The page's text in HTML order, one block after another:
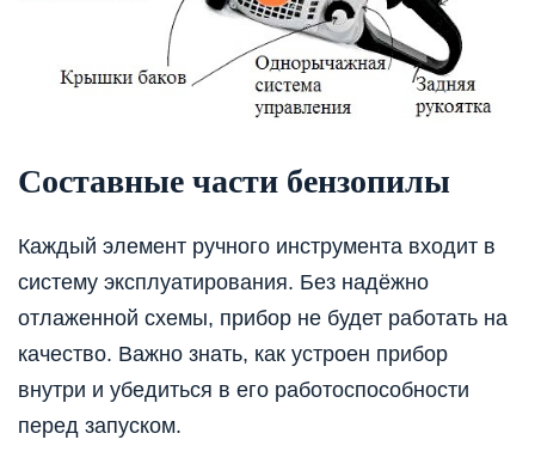
Составные части бензопилы
Каждый элемент ручного инструмента входит в
систему эксплуатирования. Без надёжно
отлаженной схемы, прибор не будет работать на
качество. Важно знать, как устроен прибор
внутри и убедиться в его работоспособности
перед запуском.